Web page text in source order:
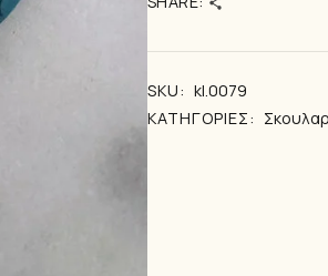
SKU: kl.0079
ΚΑΤΗΓΟΡΊΕΣ: